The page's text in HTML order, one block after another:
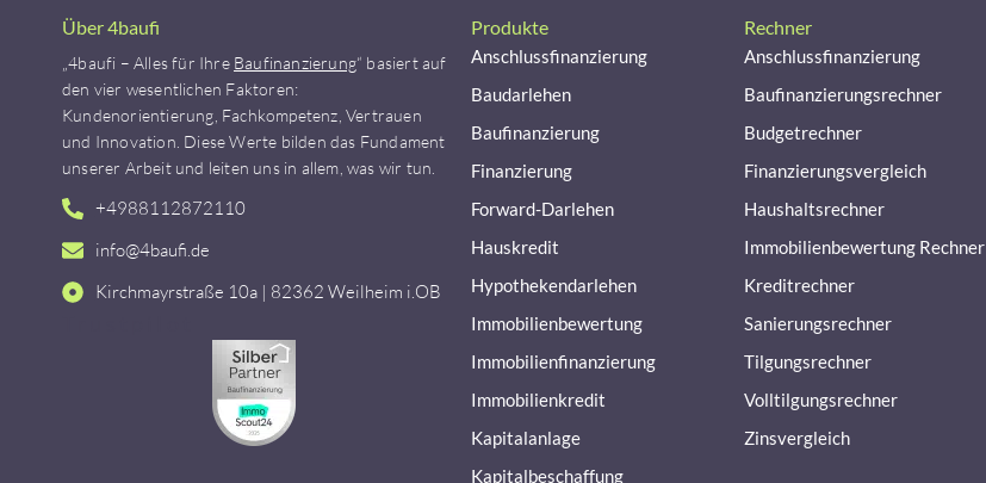
Über 4baufi
„4baufi – Alles für Ihre Baufinanzierung“ basiert auf
den vier wesentlichen Faktoren:
Kundenorientierung, Fachkompetenz, Vertrauen
und Innovation. Diese Werte bilden das Fundament
unserer Arbeit und leiten uns in allem, was wir tun.
+4988112872110
info@4baufi.de
Kirchmayrstraße 10a | 82362 Weilheim i.OB
Produkte
Anschlussfinanzierung
Baudarlehen
Baufinanzierung
Finanzierung
Forward-Darlehen
Hauskredit
Hypothekendarlehen
Immobilienbewertung
Immobilienfinanzierung
Immobilienkredit
Kapitalanlage
Kapitalbeschaffung
Rechner
Anschlussfinanzierung
Baufinanzierungsrechner
Budgetrechner
Finanzierungsvergleich
Haushaltsrechner
Immobilienbewertung Rechner
Kreditrechner
Sanierungsrechner
Tilgungsrechner
Volltilgungsrechner
Zinsvergleich